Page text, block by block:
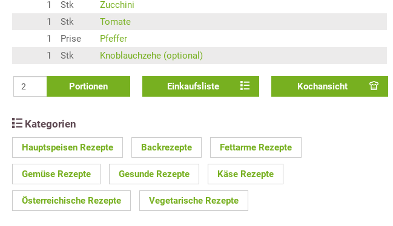
1
Stk
Zucchini
1
Stk
Tomate
1
Prise
Pfeffer
1
Stk Knoblauchzehe (optional)
Portionen Einkaufsliste Kochansicht
Kategorien
Hauptspeisen Rezepte Backrezepte Fettarme Rezepte
Gemüse Rezepte Gesunde Rezepte Käse Rezepte
Österreichische Rezepte Vegetarische Rezepte